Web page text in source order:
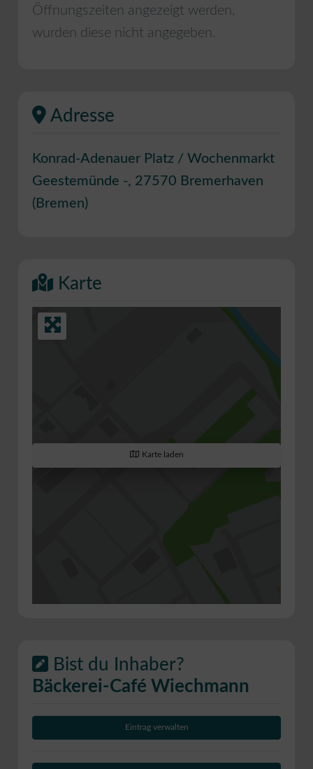
Öffnungszeiten angezeigt werden,
wurden diese nicht angegeben.
Adresse
Konrad-Adenauer Platz / Wochenmarkt
Geestemünde -, 27570 Bremerhaven
( Bremen)
Karte
Karte laden
Bist du Inhaber?
Bäckerei-Café Wiechmann
Eintrag verwalten